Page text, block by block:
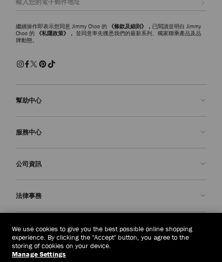
繼續操作即表示您同意 Jimmy Choo 的 《條款及細則》， 已閱讀並明白 Jimmy
Choo 的
《私隱政策》， 並同意率先獲悉我們的最新系列、獨家聯乘產品及品
牌動態。
幫助中心
常見問題解答
申請退貨
送貨
服務中心
定制服務
保修服務
公司資訊
我們的歷史
我們的影響與責任
我們的影響
法律事務
條款與條件
被遺忘權
中國澳門(MOP$)
We use cookies to give you the best possible online shopping
experience. By clicking the "Accept" button, you agree to the
storing of cookies on your device.
Manage Settings